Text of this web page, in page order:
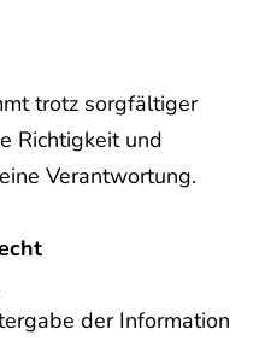
trotz sorgfältiger
Richtigkeit und
Verantwortung.
der Information